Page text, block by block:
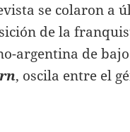
se colaron a
de la
argentina de
, oscila entre el